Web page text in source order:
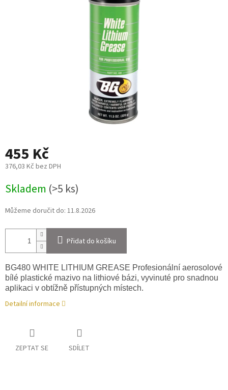
455 Kč
376,03 Kč bez DPH
cena:
Skladem (>5 ks)
Můžeme doručit do: 11.8.2026
Přidat do košíku
BG480 WHITE LITHIUM GREASE Profesionální aerosolové
bílé plastické mazivo na lithiové bázi, vyvinuté pro snadnou
aplikaci v obtížně přístupných místech.
Detailní informace
ZEPTAT SE SDÍLET